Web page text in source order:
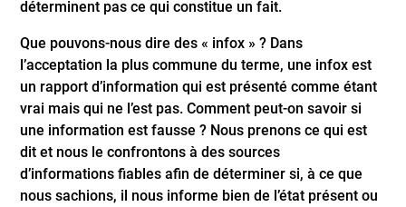
déterminent pas ce qui constitue un fait.
Que pouvons-nous dire des « infox » ? Dans
l’acceptation la plus commune du terme, une infox est
un rapport d’information qui est présenté comme étant
vrai mais qui ne l’est pas. Comment peut-on savoir si
une information est fausse ? Nous prenons ce qui est
dit et nous le confrontons à des sources
d’informations fiables afin de déterminer si, à ce que
nous sachions, il nous informe bien de l’état présent ou